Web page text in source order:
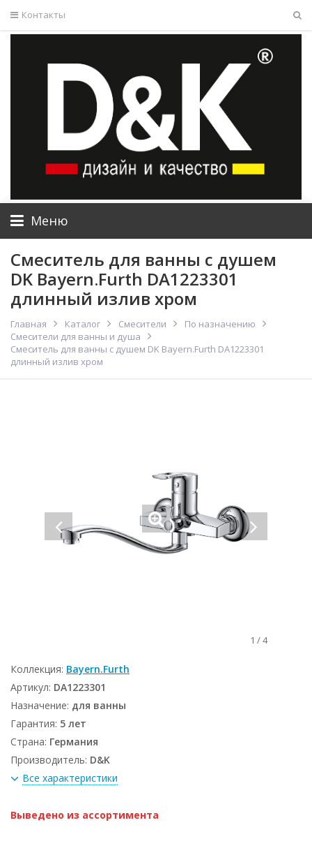
Контакты
Меню
Смеситель для ванны с душем
DK Bayern.Furth DA1223301
длинный излив хром
Главная Каталог Смесители
По назначению
Смесители для ванны и душа
Смеситель для ванны с душем DK Bayern.Furth DA1223301
длинный излив хром
1 /4
Коллекция: Bayern.Furth
Артикул: DA1223301
Назначение: для ванны
Гарантия: 5 лет
Страна: Германия
Производитель: D&K
Все характеристики
Выведено из ассортимента